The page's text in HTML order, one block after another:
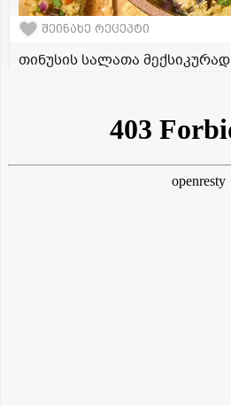
შეინახე რეცეპტი
თინუსის სალათა მექსიკურად